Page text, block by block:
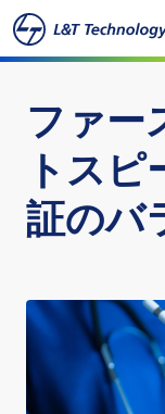
本文へスキップ
ファー
トス
証のバ